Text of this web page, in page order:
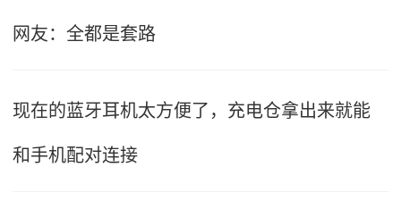
网友：全都是套路
现在的蓝牙耳机太方便了，充电仓拿出来就能
和手机配对连接